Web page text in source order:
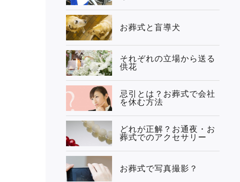
お葬式と盲導犬
それぞれの立場から送る
供花
忌引とは？お葬式で会社
を休む方法
どれが正解？お通夜・お
葬式でのアクセサリー
お葬式で写真撮影？